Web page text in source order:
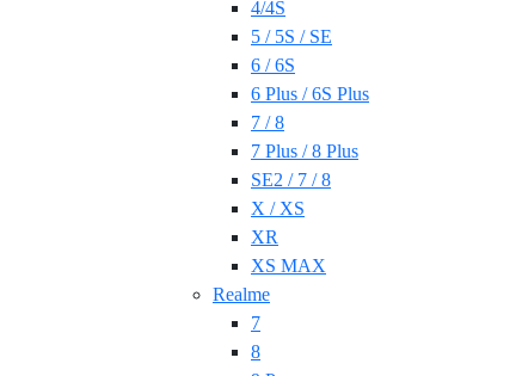
4/4S
5 / 5S / SE
6 / 6S
6 Plus / 6S Plus
7 / 8
7 Plus / 8 Plus
SE2 / 7 / 8
X / XS
XR
XS MAX
Realme
7
8